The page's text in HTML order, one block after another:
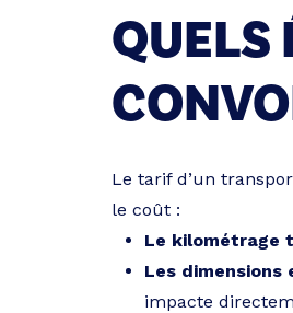
QUELS
Le tarif d’un
le coût :
Le kilométrage
Les dimensions
impacte